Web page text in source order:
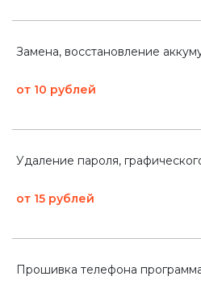
Замена, восстановление
от 10 рублей
Удаление пароля,
от 15 рублей
Прошивка телефона